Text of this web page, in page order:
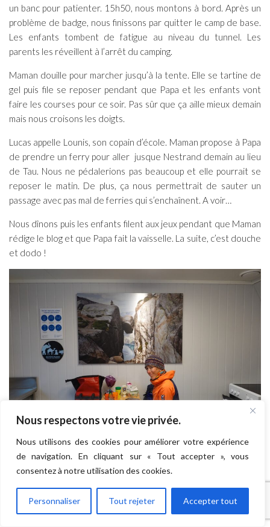
Nous respectons votre vie privée.
Nous utilisons des cookies pour améliorer votre expérience
de navigation. En cliquant sur « Tout accepter », vous
consentez à notre utilisation des cookies.
Personnaliser Tout rejeter Accepter tout
un banc pour patienter. 15h50, nous montons à bord. Après un
problème de badge, nous finissons par quitter le camp de base.
Les enfants tombent de fatigue au niveau du tunnel. Les
parents les réveillent à l’arrêt du camping.
Maman douille pour marcher jusqu’à la tente. Elle se tartine de
gel puis file se reposer pendant que Papa et les enfants vont
faire les courses pour ce soir. Pas sûr que ça aille mieux demain
mais nous croisons les doigts.
Lucas appelle Lounis, son copain d’école. Maman propose à Papa
de prendre un ferry pour aller jusque Nestrand demain au lieu
de Tau. Nous ne pédalerions pas beaucoup et elle pourrait se
reposer le matin. De plus, ça nous permettrait de sauter un
passage avec pas mal de ferries qui s’enchaînent. A voir…
Nous dînons puis les enfants filent aux jeux pendant que Maman
rédige le blog et que Papa fait la vaisselle. La suite, c’est douche
et dodo !
VOUS AIMEREZ AUSSI...